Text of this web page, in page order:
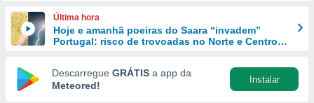
e
forma
digital
Última hora
Hoje e amanhã poeiras do Saara “invadem”
Portugal: risco de trovoadas no Norte e Centro
Descarregue GRÁTIS a app da
Meteored!
Instalar